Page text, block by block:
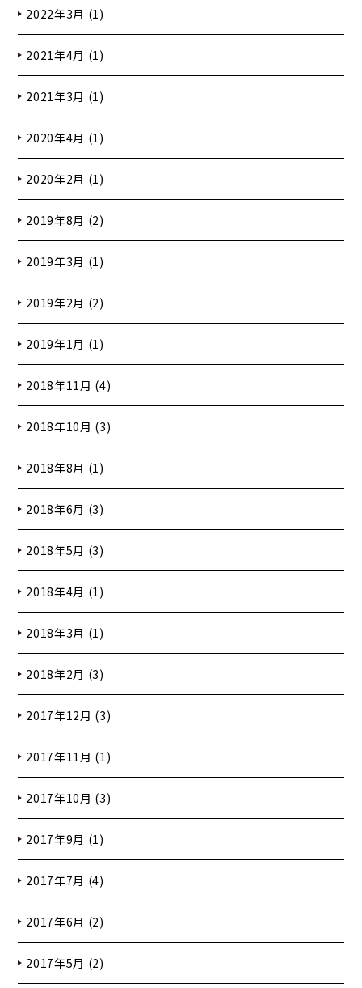
2022年3月 (1)
2021年4月 (1)
2021年3月 (1)
2020年4月 (1)
2020年2月 (1)
2019年8月 (2)
2019年3月 (1)
2019年2月 (2)
2019年1月 (1)
2018年11月 (4)
2018年10月 (3)
2018年8月 (1)
2018年6月 (3)
2018年5月 (3)
2018年4月 (1)
2018年3月 (1)
2018年2月 (3)
2017年12月 (3)
2017年11月 (1)
2017年10月 (3)
2017年9月 (1)
2017年7月 (4)
2017年6月 (2)
2017年5月 (2)